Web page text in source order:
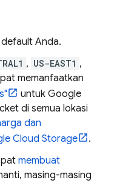
Anda.
, US-EAST1 ,
memanfaatkan
untuk Google
di semua lokasi
dan
Cloud Storage
.
membuat
masing-masing